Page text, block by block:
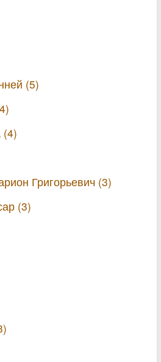
(5)
(4)
Григорьевич (3)
(3)